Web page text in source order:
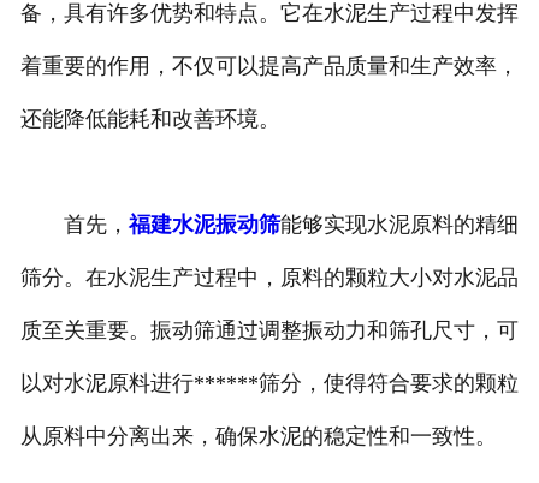
备，具有许多优势和特点。它在水泥生产过程中发挥
着重要的作用，不仅可以提高产品质量和生产效率，
还能降低能耗和改善环境。
首先， 福建水泥振动筛能够实现水泥原料的精细
筛分。在水泥生产过程中，原料的颗粒大小对水泥品
质至关重要。振动筛通过调整振动力和筛孔尺寸，可
以对水泥原料进行******筛分，使得符合要求的颗粒
从原料中分离出来，确保水泥的稳定性和一致性。